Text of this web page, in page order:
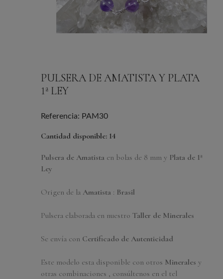
PULSERA DE AMATISTA Y PLATA
1ª LEY
Referencia: PAM30
Cantidad disponible: 14
Pulsera de Amatista en bolas de 8 mm y Plata de 1ª
Ley
Origen de la Amatista : Brasil
Pulsera elaborada en nuestroTaller de Minerales
Se envía con Certificado de Autenticidad
Este modelo esta disponible con otros Minerales y
otras combinaciones , consúltenos en el tel